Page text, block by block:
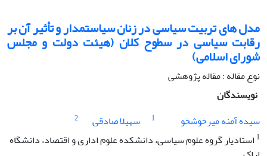
مدل های تربیت سیاسی در زنان سیاستمدار و تأثیر آن بر
رقابت سیاسی در سطوح کلان (هیئت دولت و مجلس
شورای اسلامی)
نوع مقاله : مقاله پژوهشی
نویسندگان
سیده آمنه میرخوشخو
1 سهیلا صادقی
2
1 استادیار گروه علوم سیاسی، دانشکده علوم اداری و اقتصاد، دانشگاه